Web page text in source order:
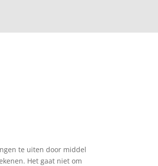
te uiten door middel
Het gaat niet om